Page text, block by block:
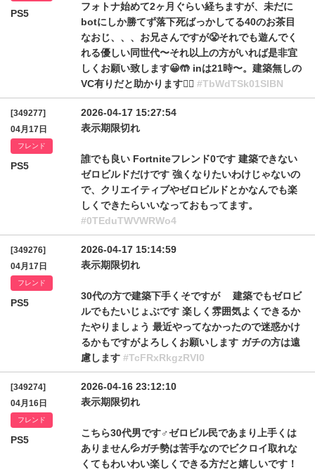
PS5
フォトナ始めて2ヶ月ぐらい経ちますが、未だに
botにしか勝てず落下死ばっかしてる40のお茶目
なおじ、、、お兄さんですが😤それでも遊んでく
れる優しい同世代〜それ以上の方がいれば是非宜
しくお願い致します😀🤲 inは21時〜。建築無しの
VC有りだと助かります🙇‍♂️ #TbWdTSk01SlBN
[349277]
04月17日
フレンド
PS5
2026-04-17 15:27:54
表示期限切れ
誰でも良い Fortniteフレンド0です 建築できない
ゼロビルドだけです 強くなりたいわけじゃないの
で、クリエイティブやゼロビルドとかなんでも楽
しくできたらいいなっておもってます。
#0TEduTWVWRWo4
[349276]
04月17日
フレンド
PS5
2026-04-17 15:14:59
表示期限切れ
30代の方で建築下手くそですが 建築でもゼロビ
ルでもたいじょぶです 楽しく雰囲気よくできるか
たやりましょう 最近やってなかったので迷惑かけ
るかもですがよろしくお願いします ガチの方は遠
慮します #TcFRxRkgzRVI0
[349274]
04月16日
フレンド
PS5
2026-04-16 23:12:10
表示期限切れ
こちら30代男です♂ゼロビル民であまり上手くは
ありません💦ガチ勢は苦手なのでビクロイ取れな
くてもわいわい楽しくできる方だと嬉しいです！